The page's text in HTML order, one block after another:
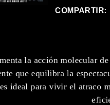
COMPARTIR:
la acción molecular
que equilibra la
ideal para vivir el atraco